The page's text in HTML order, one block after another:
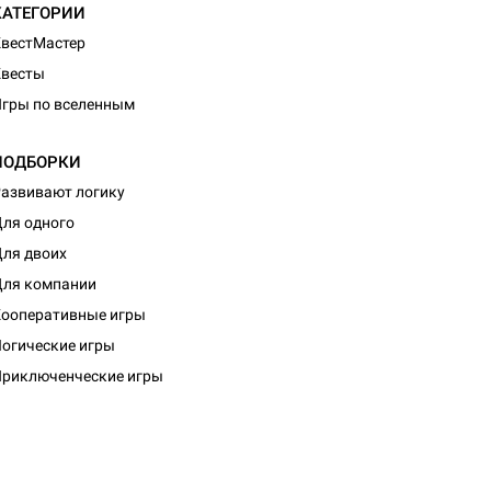
по вселенным
логику
одного
двоих
компании
игры
игры
игры
Братья